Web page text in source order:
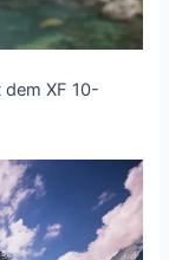
dem XF 10-